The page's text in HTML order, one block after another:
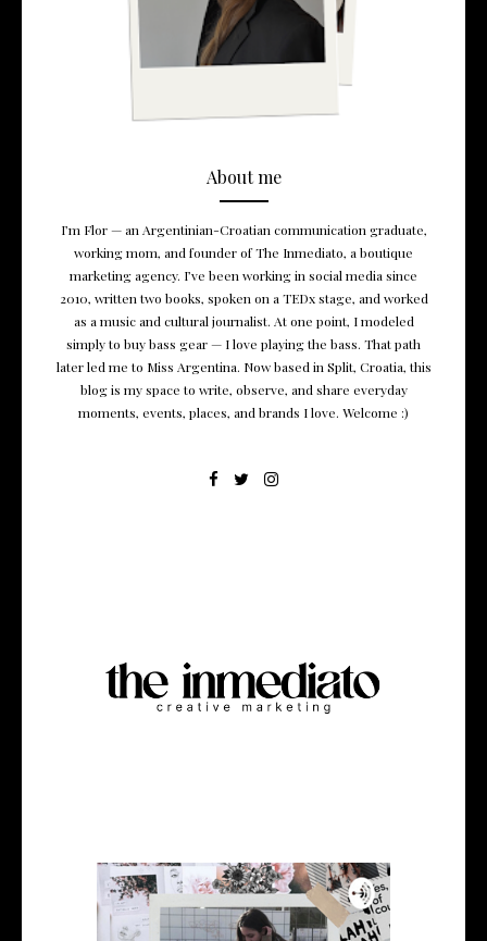
About me
I’m Flor — an Argentinian-Croatian communication graduate,
working mom, and founder of The Inmediato, a boutique
marketing agency. I’ve been working in social media since
2010, written two books, spoken on a TEDx stage, and worked
as a music and cultural journalist. At one point, I modeled
simply to buy bass gear — I love playing the bass. That path
later led me to Miss Argentina. Now based in Split, Croatia, this
blog is my space to write, observe, and share everyday
moments, events, places, and brands I love. Welcome :)